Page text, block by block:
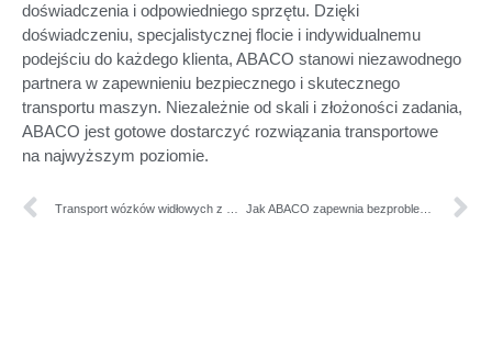
doświadczenia i odpowiedniego sprzętu. Dzięki
doświadczeniu, specjalistycznej flocie i indywidualnemu
podejściu do każdego klienta, ABACO stanowi niezawodnego
partnera w zapewnieniu bezpiecznego i skutecznego
transportu maszyn. Niezależnie od skali i złożoności zadania,
ABACO jest gotowe dostarczyć rozwiązania transportowe
na najwyższym poziomie.
Jak ABACO zapewnia bezproblemowy transport wózków widłowych na duże odległości